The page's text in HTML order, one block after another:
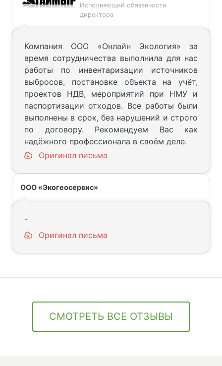
Исполняющий обязанности
директора
Компания ООО «Онлайн Экология» за
время сотрудничества выполнила для нас
работы по инвентаризации источников
выбросов, постановке объекта на учёт,
проектов НДВ, мероприятий при НМУ и
паспортизации отходов. Все работы были
выполнены в срок, без нарушений и строго
по договору. Рекомендуем Вас как
надёжного профессионала в своём деле.
Оригинал письма
ООО «Экогеосервис»
-
Оригинал письма
СМОТРЕТЬ ВСЕ ОТЗЫВЫ